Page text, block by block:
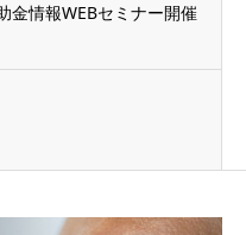
金情報WEBセミナー開催